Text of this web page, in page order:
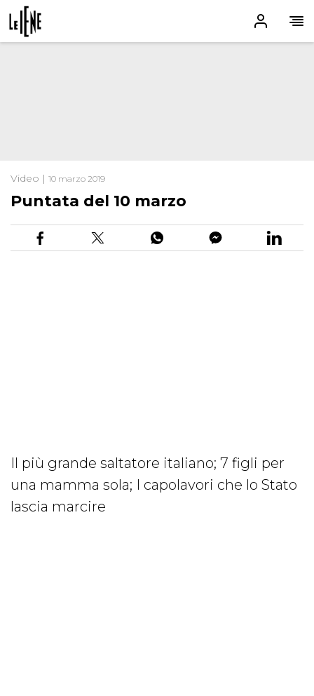
Video | 10 marzo 2019
Puntata del 10 marzo
Il più grande saltatore italiano; 7 figli per
una mamma sola; I capolavori che lo Stato
lascia marcire